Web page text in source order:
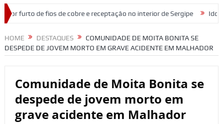
e receptação no interior de Sergipe Idosa de 82 anos morre
HOME DESTAQUES
COMUNIDADE DE MOITA BONITA SE
DESPEDE DE JOVEM MORTO EM GRAVE ACIDENTE EM MALHADOR
Comunidade de Moita Bonita se
despede de jovem morto em
grave acidente em Malhador